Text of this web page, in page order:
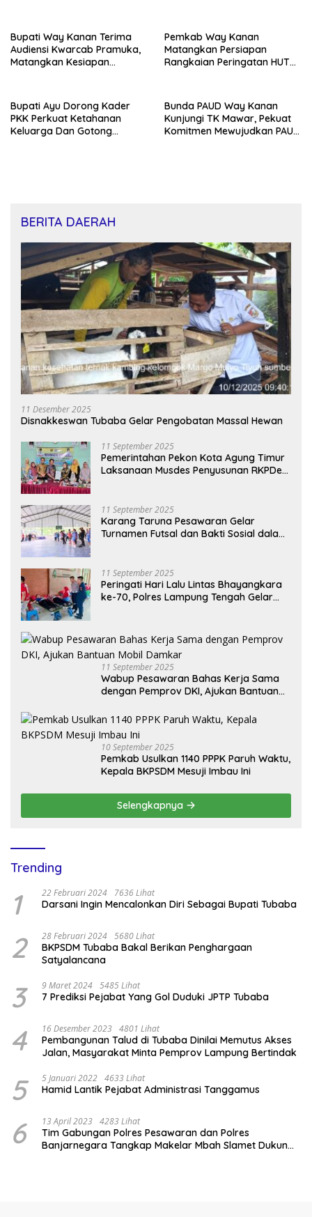
Bupati Way Kanan Terima
Audiensi Kwarcab Pramuka,
Matangkan Kesiapan
Pemkab Way Kanan
Matangkan Persiapan
Rangkaian Peringatan HUT
Bupati Ayu Dorong Kader
PKK Perkuat Ketahanan
Keluarga Dan Gotong
Bunda PAUD Way Kanan
Kunjungi TK Mawar, Pekuat
Komitmen Mewujudkan PAUD
BERITA DAERAH
11 Desember 2025
Disnakkeswan Tubaba Gelar Pengobatan Massal Hewan
11 September 2025
Pemerintahan Pekon Kota Agung Timur
Laksanaan Musdes Penyusunan RKPDes
11 September 2025
Karang Taruna Pesawaran Gelar
Turnamen Futsal dan Bakti Sosial dalam
11 September 2025
Peringati Hari Lalu Lintas Bhayangkara
ke-70, Polres Lampung Tengah Gelar
11 September 2025
Wabup Pesawaran Bahas Kerja Sama
dengan Pemprov DKI, Ajukan Bantuan
10 September 2025
Pemkab Usulkan 1140 PPPK Paruh Waktu,
Kepala BKPSDM Mesuji Imbau Ini
Selengkapnya
Trending
1 22 Februari 2024 7636 Lihat
Darsani Ingin Mencalonkan Diri Sebagai Bupati Tubaba
2 28 Februari 2024 5680 Lihat
BKPSDM Tubaba Bakal Berikan Penghargaan
Satyalancana
3 9 Maret 2024 5485 Lihat
7 Prediksi Pejabat Yang Gol Duduki JPTP Tubaba
4 16 Desember 2023 4801 Lihat
Pembangunan Talud di Tubaba Dinilai Memutus Akses
Jalan, Masyarakat Minta Pemprov Lampung Bertindak
5 5 Januari 2022 4633 Lihat
Hamid Lantik Pejabat Administrasi Tanggamus
6 13 April 2023 4283 Lihat
Tim Gabungan Polres Pesawaran dan Polres
Banjarnegara Tangkap Makelar Mbah Slamet Dukun